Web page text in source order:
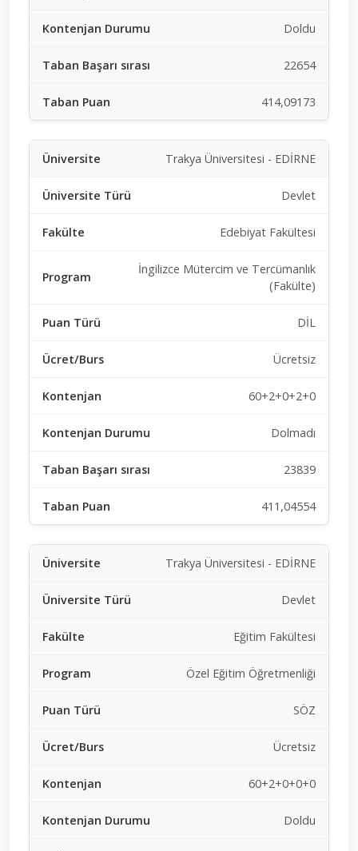
Doldu
22654
414,09173
Trakya Üniversitesi - EDİRNE
Devlet
Edebiyat Fakültesi
İngilizce Mütercim ve Tercümanlık
(Fakülte)
DİL
Ücretsiz
60+2+0+2+0
Dolmadı
23839
411,04554
Trakya Üniversitesi - EDİRNE
Devlet
Eğitim Fakültesi
Özel Eğitim Öğretmenliği
SÖZ
Ücretsiz
60+2+0+0+0
Doldu